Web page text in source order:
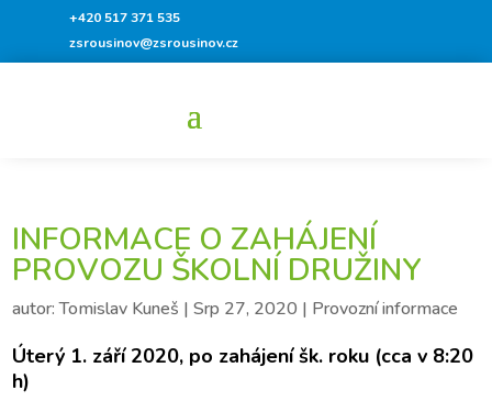
+420 517 371 535
zsrousinov@zsrousinov.cz
INFORMACE O ZAHÁJENÍ
PROVOZU ŠKOLNÍ DRUŽINY
autor:Tomislav Kuneš |Srp 27, 2020 | Provozní informace
Úterý 1. září 2020, po zahájení šk. roku (cca v 8:20
h)